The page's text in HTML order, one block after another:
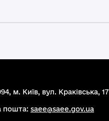
м. Київ, вул. Краківська, 17
пошта: saee@saee.gov.ua